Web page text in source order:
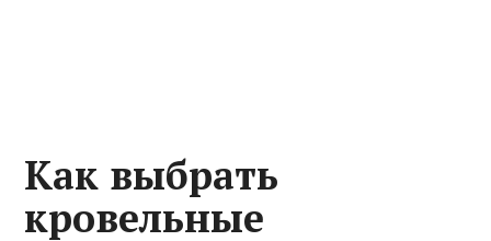
Как выбрать
кровельные